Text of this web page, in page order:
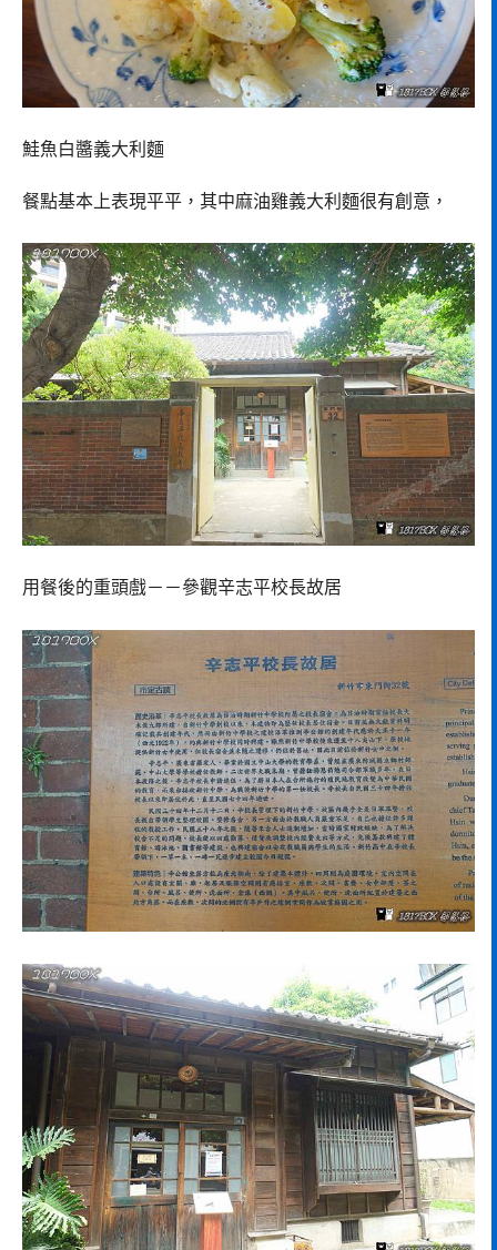
鮭魚白醬義大利麵
餐點基本上表現平平，其中麻油雞義大利麵很有創意，
用餐後的重頭戲－－參觀辛志平校長故居